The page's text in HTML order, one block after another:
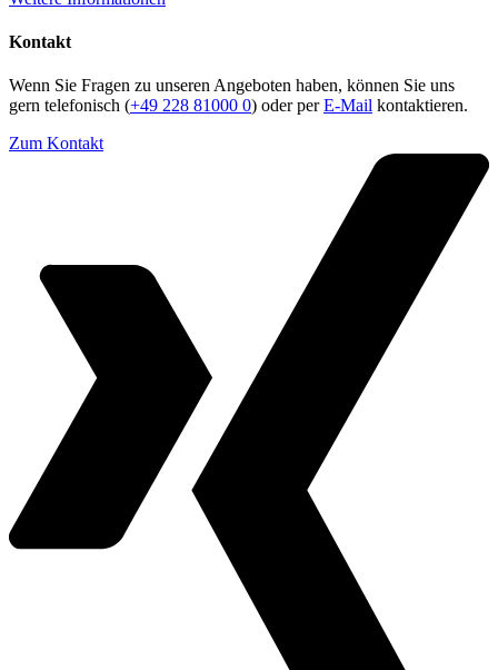
Kontakt
Wenn Sie Fragen zu unseren Angeboten haben, können Sie uns
gern telefonisch (+49 228 81000 0) oder perE-Mail kontaktieren.
Zum Kontakt